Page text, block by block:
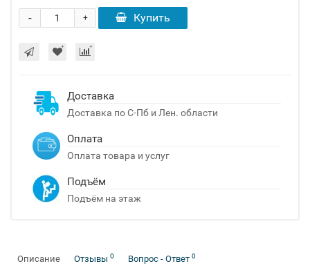
+
- Купить
Доставка
Доставка по С-Пб и Лен. области
Оплата
Оплата товара и услуг
Подъём
Подъём на этаж
Описание Отзывы 0 Вопрос - Ответ 0